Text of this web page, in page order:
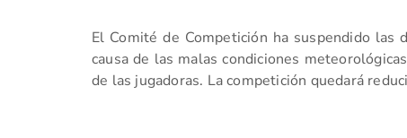
El Comité de Competición ha suspendido
causa de las malas condiciones
de las jugadoras. La competición quedará